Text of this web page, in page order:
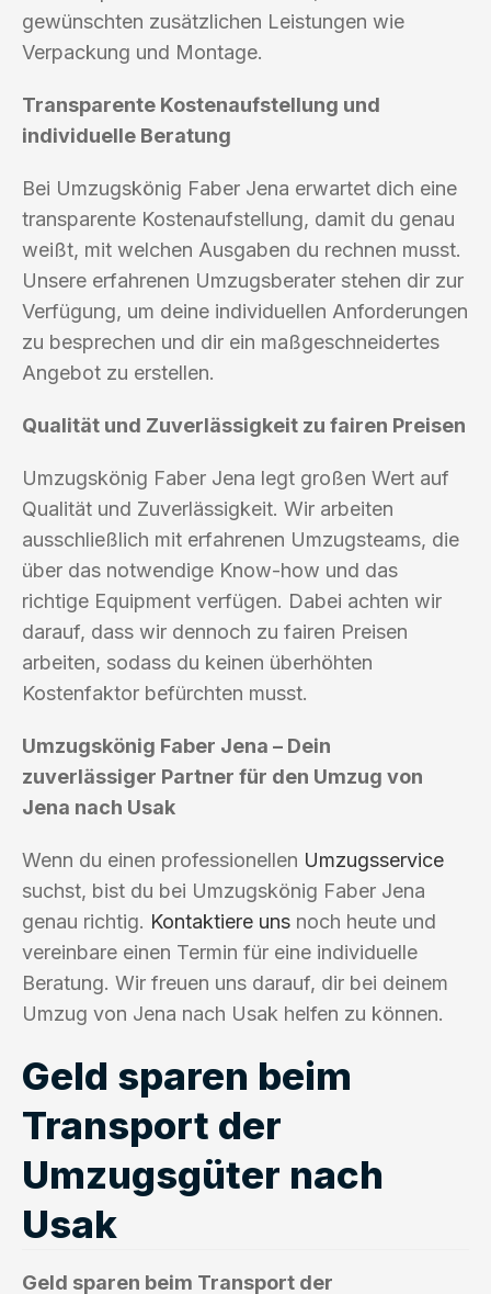
gewünschten zusätzlichen Leistungen wie
Verpackung und Montage.
Transparente Kostenaufstellung und
individuelle Beratung
Bei Umzugskönig Faber Jena erwartet dich eine
transparente Kostenaufstellung, damit du genau
weißt, mit welchen Ausgaben du rechnen musst.
Unsere erfahrenen Umzugsberater stehen dir zur
Verfügung, um deine individuellen Anforderungen
zu besprechen und dir ein maßgeschneidertes
Angebot zu erstellen.
Qualität und Zuverlässigkeit zu fairen Preisen
Umzugskönig Faber Jena legt großen Wert auf
Qualität und Zuverlässigkeit. Wir arbeiten
ausschließlich mit erfahrenen Umzugsteams, die
über das notwendige Know-how und das
richtige Equipment verfügen. Dabei achten wir
darauf, dass wir dennoch zu fairen Preisen
arbeiten, sodass du keinen überhöhten
Kostenfaktor befürchten musst.
Umzugskönig Faber Jena – Dein
zuverlässiger Partner für den Umzug von
Jena nach Usak
Wenn du einen professionellen Umzugsservice
suchst, bist du bei Umzugskönig Faber Jena
genau richtig. Kontaktiere uns noch heute und
vereinbare einen Termin für eine individuelle
Beratung. Wir freuen uns darauf, dir bei deinem
Umzug von Jena nach Usak helfen zu können.
Geld sparen beim
Transport der
Umzugsgüter nach
Usak
Geld sparen beim Transport der